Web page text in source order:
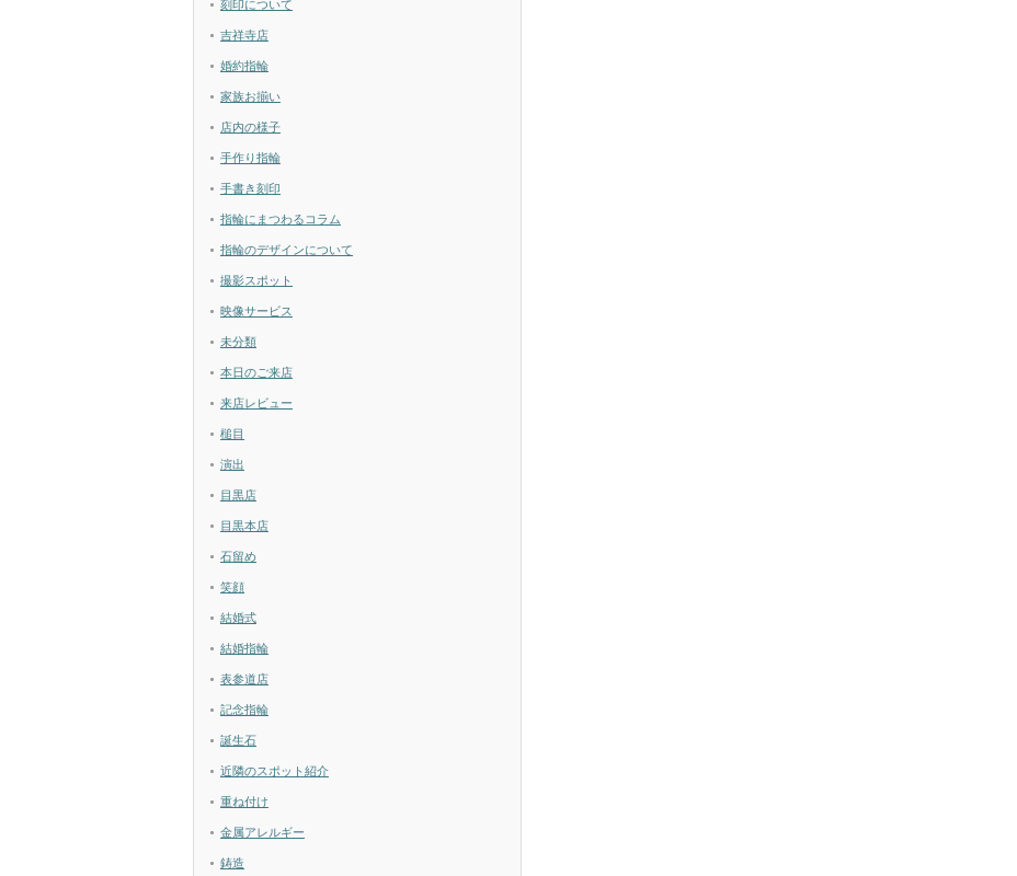
刻印について
吉祥寺店
婚約指輪
家族お揃い
店内の様子
手作り指輪
手書き刻印
指輪にまつわるコラム
指輪のデザインについて
撮影スポット
映像サービス
未分類
本日のご来店
来店レビュー
槌目
演出
目黒店
目黒本店
石留め
笑顔
結婚式
結婚指輪
表参道店
記念指輪
誕生石
近隣のスポット紹介
重ね付け
金属アレルギー
鋳造